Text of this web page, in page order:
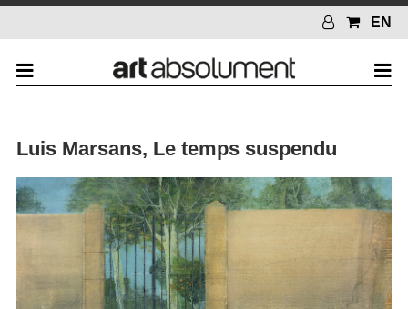
EN
Luis Marsans, Le temps suspendu